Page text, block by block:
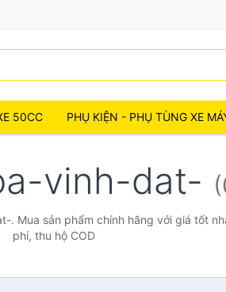
50CC PHỤ KIỆN - PHỤ TÙNG XE
vinh-dat-
Mua sản phẩm chính hãng với giá tốt
phí, thu hộ COD